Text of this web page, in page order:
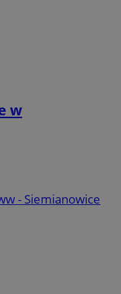
w
- Siemianowice